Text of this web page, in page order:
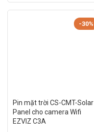
-30%
Pin mặt trời CS-CMT-Solar
Panel cho camera Wifi
EZVIZ C3A